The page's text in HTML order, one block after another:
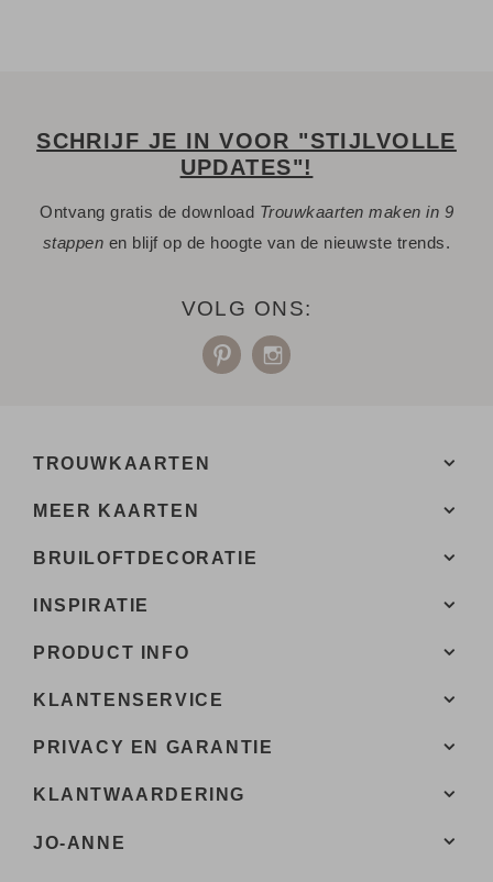
SCHRIJF JE IN VOOR "STIJLVOLLE
UPDATES"!
Ontvang gratis de download Trouwkaarten maken in 9
stappen en blijf op de hoogte van de nieuwste trends.
VOLG ONS:
TROUWKAARTEN
MEER KAARTEN
BRUILOFTDECORATIE
INSPIRATIE
PRODUCT INFO
KLANTENSERVICE
PRIVACY EN GARANTIE
KLANTWAARDERING
JO-ANNE